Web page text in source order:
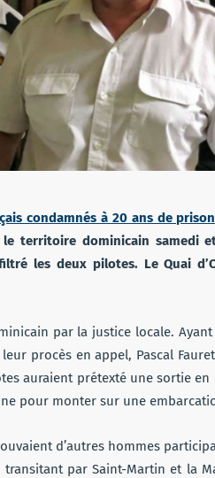
condamnés à 20 ans de
territoire dominicain samedi
les deux pilotes. Le Quai
par la justice locale.
procès en appel, Pascal
auraient prétexté une sortie
pour monter sur une
d’autres hommes
par Saint-Martin et la